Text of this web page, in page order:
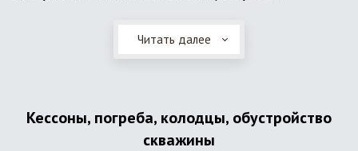
Он независим от источников электроэнергии, прост в
применении, и стоек к внешним механическим
достоинства обуславливают большую популярность
септика из железобетонных колец.
Читать далее
Кессоны, погреба, колодцы, обустройство
скважины